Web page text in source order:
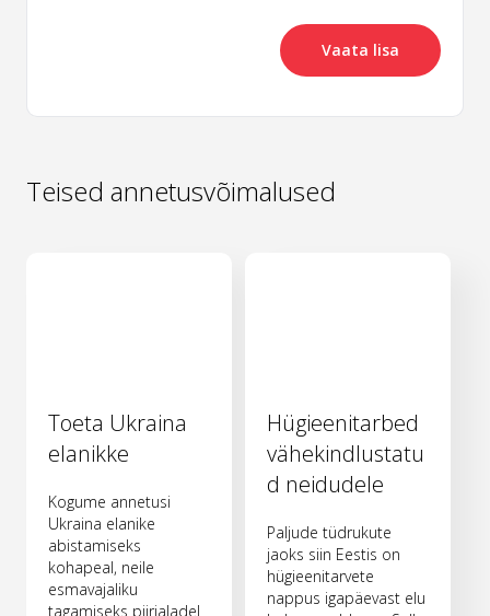
Vaata lisa
Teised annetusvõimalused
Toeta Ukraina
elanikke
Kogume annetusi
Ukraina elanike
abistamiseks
kohapeal, neile
esmavajaliku
tagamiseks piirialadel
Hügieenitarbed
vähekindlustatu
d neidudele
Paljude tüdrukute
jaoks siin Eestis on
hügieenitarvete
nappus igapäevast elu